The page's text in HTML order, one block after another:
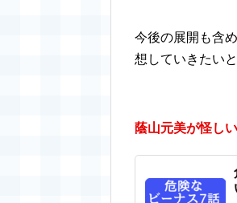
今後の展開も含
想していきたい
蔭山元美が怪し